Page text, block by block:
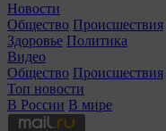
Новости
Общество Происшествия
Здоровье Политика
Видео
Общество Происшествия
Топ новости
В России В мире